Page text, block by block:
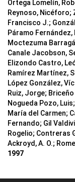
Ortega Lomelín,
Reynoso, Nicéforo;
Francisco J.;
Páramo
Moctezuma
Canale Jacobson,
Elizondo Castro,
Ramírez Martínez,
López González,
Ruiz, Jorge;
Nogueda Pozo,
María del Carmen;
Fernando; Gil
Rogelio; Contreras
Ackroyd, A. O.;
1997